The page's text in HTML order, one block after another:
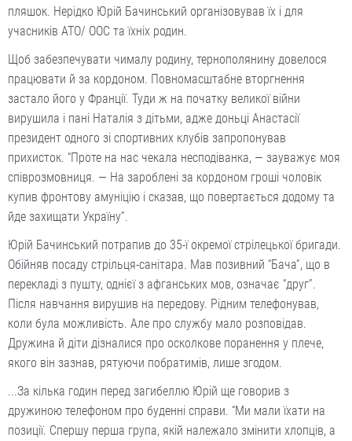
пляшок. Нерідко Юрій Бачинський організовував їх і для
учасників АТО/ ООС та їхніх родин.
Щоб забезпечувати чималу родину, тернополянину довелося
працювати й за кордоном. Повномасштабне вторгнення
застало його у Франції. Туди ж на початку великої війни
вирушила і пані Наталія з дітьми, адже доньці Анастасії
президент одного зі спортивних клубів запропонував
прихисток. “Проте на нас чекала несподіванка, — зауважує моя
співрозмовниця. — На зароблені за кордоном гроші чоловік
купив фронтову амуніцію і сказав, що повертається додому та
йде захищати Україну”.
Юрій Бачинський потрапив до 35-ї окремої стрілецької бригади.
Обійняв посаду стрільця-санітара. Мав позивний “Бача”, що в
перекладі з пушту, однієї з афганських мов, означає “друг”.
Після навчання вирушив на передову. Рідним телефонував,
коли була можливість. Але про службу мало розповідав.
Дружина й діти дізналися про осколкове поранення у плече,
якого він зазнав, рятуючи побратимів, лише згодом.
...За кілька годин перед загибеллю Юрій ще говорив з
дружиною телефоном про буденні справи. “Ми мали їхати на
позиції. Спершу перша група, якій належало змінити хлопців, а